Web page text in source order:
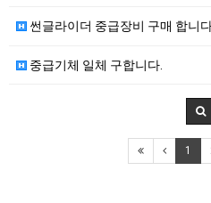
썬글라이더 중급장비 구매 합니
중급기체 일체 구합니다.
1